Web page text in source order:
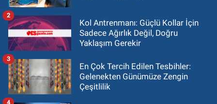
Kol Antrenmanı: Güçlü Kollar İçin
Sadece Ağırlık Değil, Doğru
Yaklaşım Gerekir
2
En Çok Tercih Edilen Tesbihler:
Gelenekten Günümüze Zengin
Çeşitlilik
3
4